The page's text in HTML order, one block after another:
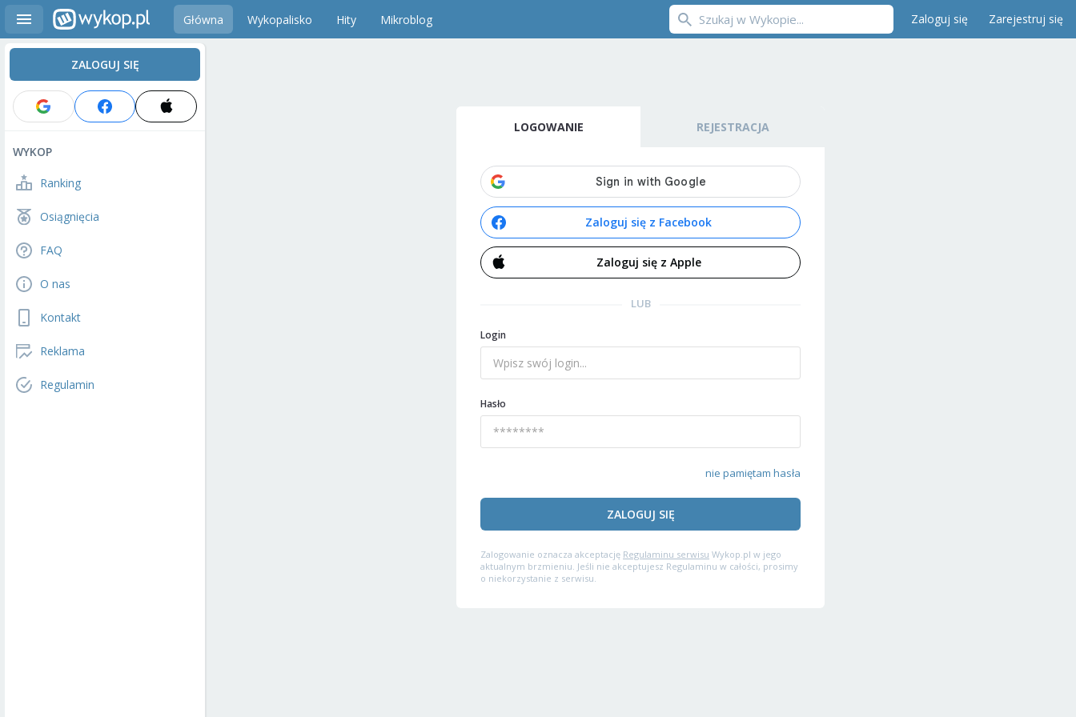
Główna Wykopalisko Hity Mikroblog Zaloguj się Zarejestruj się
ZALOGUJ SIĘ
WYKOP
Ranking
Osiągnięcia
FAQ
O nas
Kontakt
Reklama
Regulamin
LOGOWANIE REJESTRACJA
Zaloguj się z Facebook
Zaloguj się z Apple
LUB
Login
Hasło
nie pamiętam hasła
ZALOGUJ SIĘ
Zalogowanie oznacza akceptację Regulaminu serwisu Wykop.pl w jego
aktualnym brzmieniu. Jeśli nie akceptujesz Regulaminu w całości, prosimy
o niekorzystanie z serwisu.